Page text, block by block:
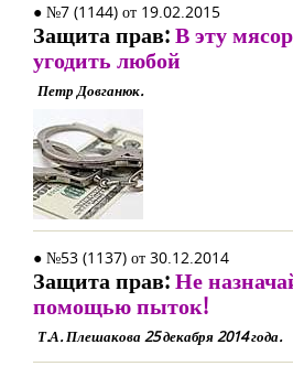
● №7 (1144) от 19.02.2015
Защита прав:В эту
угодить любой
Петр Довганюк.
● №53 (1137) от 30.12.2014
Защита прав:Не
помощью пыток!
Т.А. Плешакова 25 декабря 2014 года.